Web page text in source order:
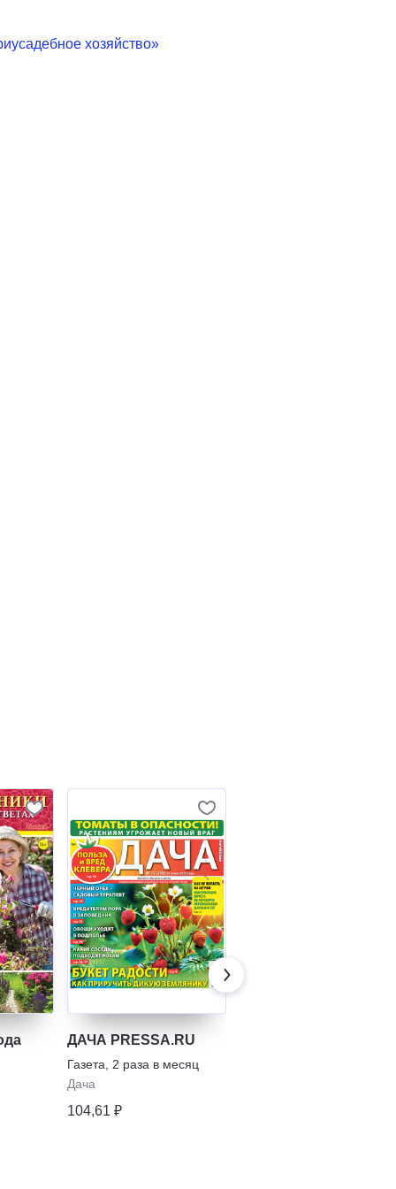
хозяйство»
ДАЧА PRESSA.RU
Газета
2 раза в месяц
Дача
104,61 ₽